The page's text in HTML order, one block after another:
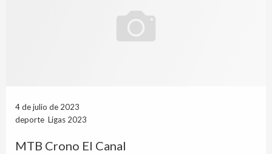
4 de julio de 2023
deporte Ligas 2023
MTB Crono El Canal